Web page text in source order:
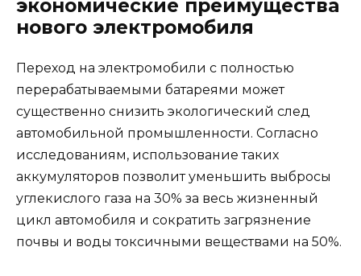
экономические преимущества
нового электромобиля
Переход на электромобили с полностью
перерабатываемыми батареями может
существенно снизить экологический след
автомобильной промышленности. Согласно
исследованиям, использование таких
аккумуляторов позволит уменьшить выбросы
углекислого газа на 30% за весь жизненный
цикл автомобиля и сократить загрязнение
почвы и воды токсичными веществами на 50%.